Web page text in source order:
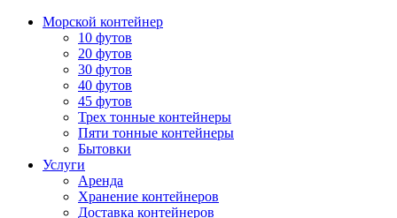
Морской контейнер
10 футов
20 футов
30 футов
40 футов
45 футов
Трех тонные контейнеры
Пяти тонные контейнеры
Бытовки
Услуги
Аренда
Хранение контейнеров
Доставка контейнеров